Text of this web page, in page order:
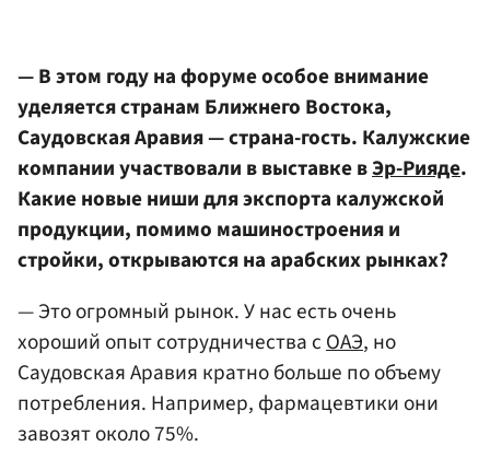
— В этом году на форуме особое внимание
уделяется странам Ближнего Востока,
Саудовская Аравия — страна-гость. Калужские
компании участвовали в выставке вЭр-Рияде.
Какие новые ниши для экспорта калужской
продукции, помимо машиностроения и
стройки, открываются на арабских рынках?
— Это огромный рынок. У нас есть очень
хороший опыт сотрудничества сОАЭ, но
Саудовская Аравия кратно больше по объему
потребления. Например, фармацевтики они
завозят около 75%.